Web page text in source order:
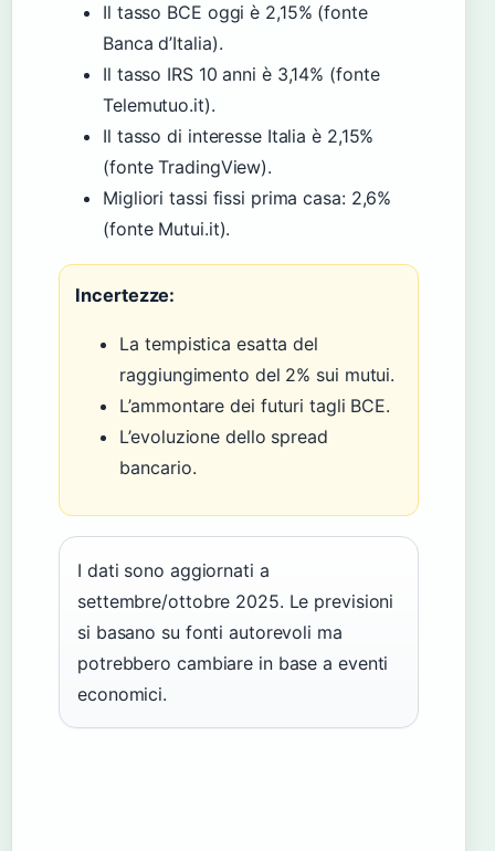
Il tasso BCE oggi è 2,15% (fonte
Banca d’Italia).
Il tasso IRS 10 anni è 3,14% (fonte
Telemutuo.it).
Il tasso di interesse Italia è 2,15%
(fonte TradingView).
Migliori tassi fissi prima casa: 2,6%
(fonte Mutui.it).
Incertezze:
La tempistica esatta del
raggiungimento del 2% sui mutui.
L’ammontare dei futuri tagli BCE.
L’evoluzione dello spread
bancario.
I dati sono aggiornati a
settembre/ottobre 2025. Le previsioni
si basano su fonti autorevoli ma
potrebbero cambiare in base a eventi
economici.